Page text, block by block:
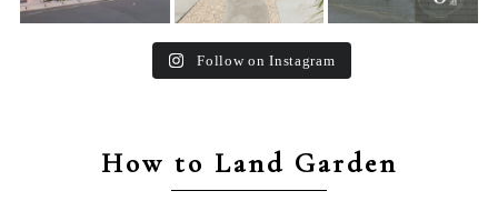
Follow on Instagram
How to Land Garden